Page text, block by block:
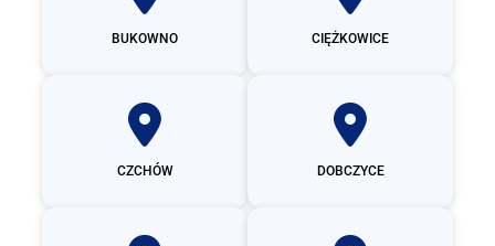
BUKOWNO CIĘŻKOWICE
CZCHÓW DOBCZYCE